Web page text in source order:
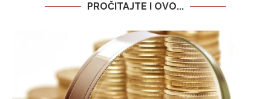
PROČITAJTE I OVO...